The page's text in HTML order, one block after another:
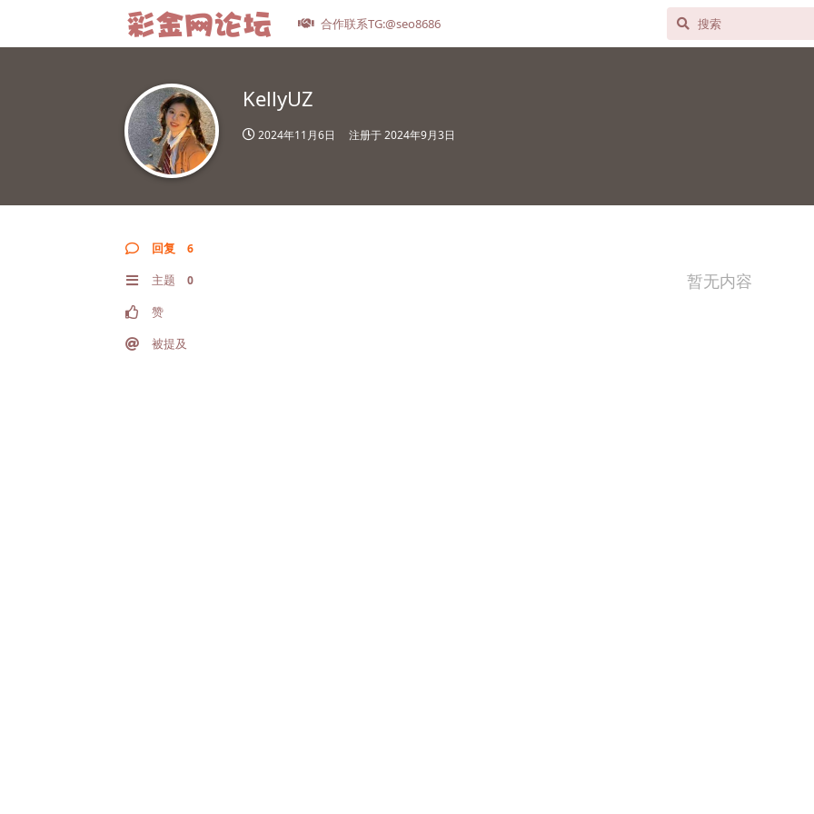
合作联系TG:@seo8686
KellyUZ
2024年11月6日 注册于2024年9月3日
回复 6
主题 0
赞
被提及
暂无内容